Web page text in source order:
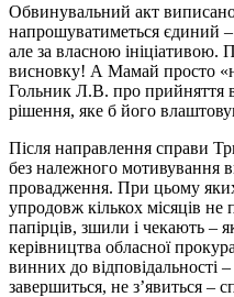
Обвинувальний акт
напрошуватиметься єдиний
але за власною ініціативою.
висновку! А Мамай просто
Гольник Л.В. про прийняття в
рішення, яке б його
Після направлення справи
без належного мотивування
провадження. При цьому
упродовж кількох місяців не
папірців, зшили і чекають –
керівництва обласної
винних до відповідальності
завершиться, не з’явиться –